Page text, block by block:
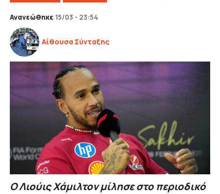
Ανανεώθηκε 15/03 - 23:54
Αίθουσα Σύνταξης
Ο Λιούις Χάμιλτον μίλησε στο περιοδικό